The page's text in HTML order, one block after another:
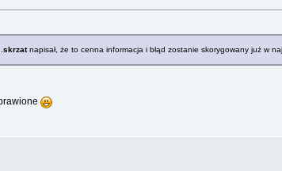
skrzatnapisał, że to cenna informacja i błąd zostanie skorygowany już w